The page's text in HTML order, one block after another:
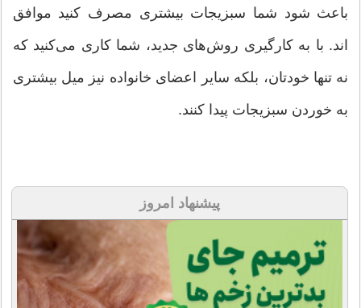
باعث شود شما سبزیجات بیشتری مصرف کنید موافق
اند. با به کارگیری روش‌های جدید، شما کاری می‌کنید که
نه تنها خودتان، بلکه سایر اعضای خانواده نیز میل بیشتری
به خوردن سبزیجات پیدا کنند.
پیشنهاد امروز